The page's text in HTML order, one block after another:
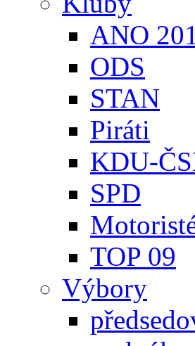
ANO
ODS
STAN
Piráti
KDU-
SPD
TOP 09
Výbory